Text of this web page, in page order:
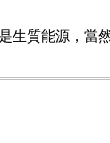
生質能源，當